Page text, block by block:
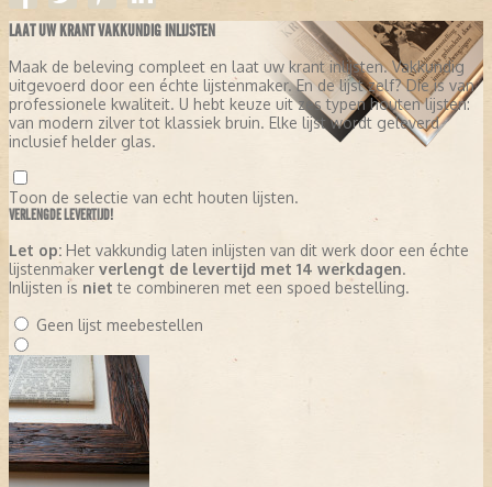
LAAT UW KRANT VAKKUNDIG INLIJSTEN
Maak de beleving compleet en laat uw krant inlijsten. Vakkundig
uitgevoerd door een échte lijstenmaker. En de lijst zelf? Die is van
professionele kwaliteit. U hebt keuze uit zes typen houten lijsten:
van modern zilver tot klassiek bruin. Elke lijst wordt geleverd
inclusief helder glas.
Toon de selectie van echt houten lijsten.
VERLENGDE LEVERTIJD!
Let op: Het vakkundig laten inlijsten van dit werk door een échte
lijstenmaker verlengt de levertijd met 14 werkdagen.
Inlijsten is niet te combineren met een spoed bestelling.
Geen lijst meebestellen